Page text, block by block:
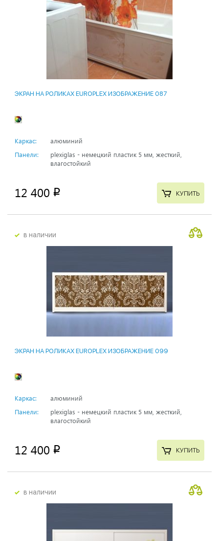
ЭКРАН НА РОЛИКАХ EUROPLEX ИЗОБРАЖЕНИЕ 087
Каркас:
алюминий
Панели:
plexiglas - немецкий пластик 5 мм, жесткий,
влагостойкий
12 400 p КУПИТЬ
в наличии
ЭКРАН НА РОЛИКАХ EUROPLEX ИЗОБРАЖЕНИЕ 099
Каркас:
алюминий
Панели:
plexiglas - немецкий пластик 5 мм, жесткий,
влагостойкий
12 400 p КУПИТЬ
в наличии